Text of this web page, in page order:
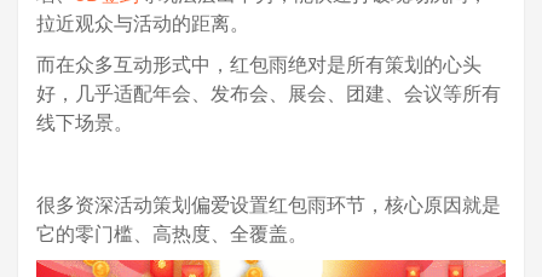
拉近观众与活动的距离。
而在众多互动形式中，红包雨绝对是所有策划的心头
好，几乎适配年会、发布会、展会、团建、会议等所有
线下场景。
很多资深活动策划偏爱设置红包雨环节，核心原因就是
它的零门槛、高热度、全覆盖。